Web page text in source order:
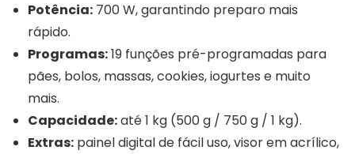
Potência: 700 W, garantindo preparo mais
rápido.
Programas:19 funções pré-programadas para
pães, bolos, massas, cookies, iogurtes e muito
mais.
Capacidade:até 1 kg (500 g / 750 g / 1 kg).
Extras: painel digital de fácil uso, visor em acrílico,